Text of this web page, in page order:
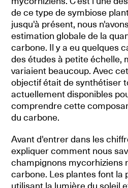
de ce type de symbiose
jusqu'à présent, nous
estimation globale de la
carbone. Il y a eu quelques
des études à petite échelle,
variaient beaucoup. Avec
objectif était de synthétiser
actuellement disponibles
comprendre cette
du carbone.
Avant d'entrer dans les
expliquer comment nous
champignons mycorhiziens
carbone. Les plantes font la